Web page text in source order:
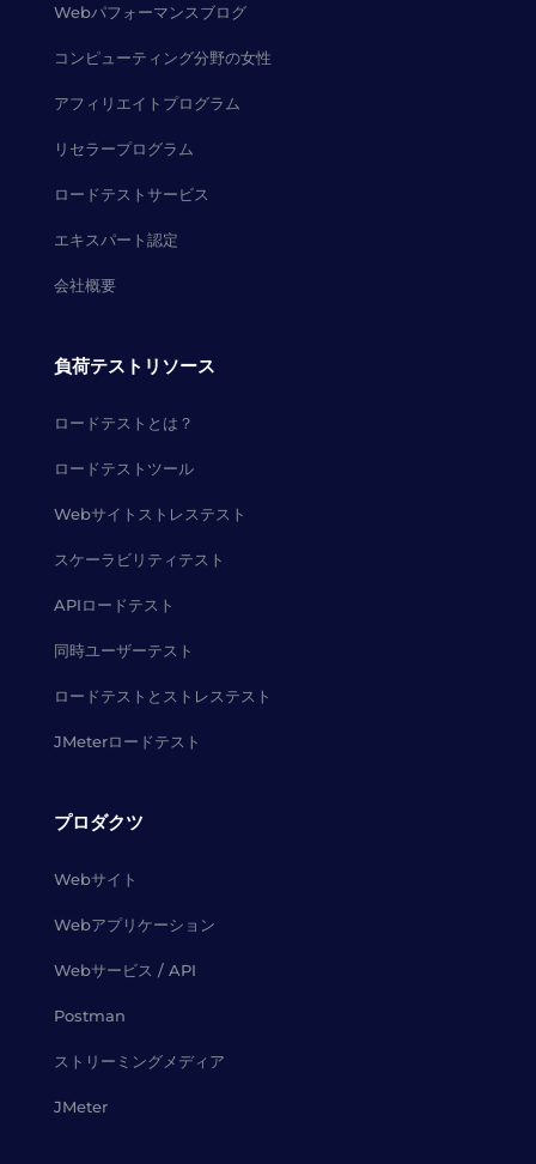
Webパフォーマンスブログ
コンピューティング分野の女性
アフィリエイトプログラム
リセラープログラム
ロードテストサービス
エキスパート認定
会社概要
負荷テストリソース
ロードテストとは？
ロードテストツール
Webサイトストレステスト
スケーラビリティテスト
APIロードテスト
同時ユーザーテスト
ロードテストとストレステスト
JMeterロードテスト
プロダクツ
Webサイト
Webアプリケーション
Webサービス / API
Postman
ストリーミングメディア
JMeter